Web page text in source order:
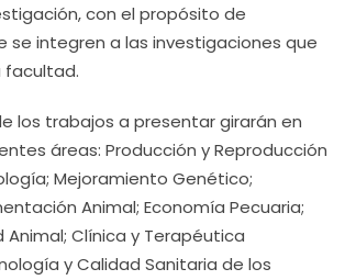
con el propósito de
se integren a las investigaciones que
facultad.
los trabajos a presentar girarán en
áreas: Producción y Reproducción
Mejoramiento Genético;
Animal; Economía Pecuaria;
Animal; Clínica y Terapéutica
y Calidad Sanitaria de los